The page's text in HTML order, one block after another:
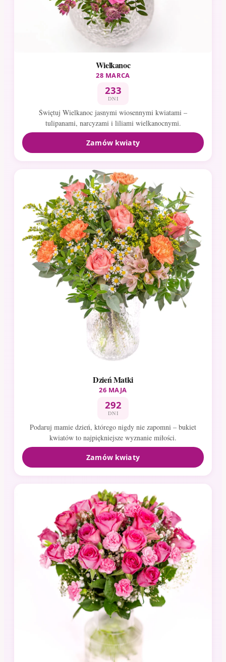
Wielkanoc
28 MARCA
233
DNI
Świętuj Wielkanoc jasnymi wiosennymi kwiatami –
tulipanami, narcyzami i liliami wielkanocnymi.
Zamów kwiaty
Dzień Matki
26 MAJA
292
DNI
Podaruj mamie dzień, którego nigdy nie zapomni – bukiet
kwiatów to najpiękniejsze wyznanie miłości.
Zamów kwiaty